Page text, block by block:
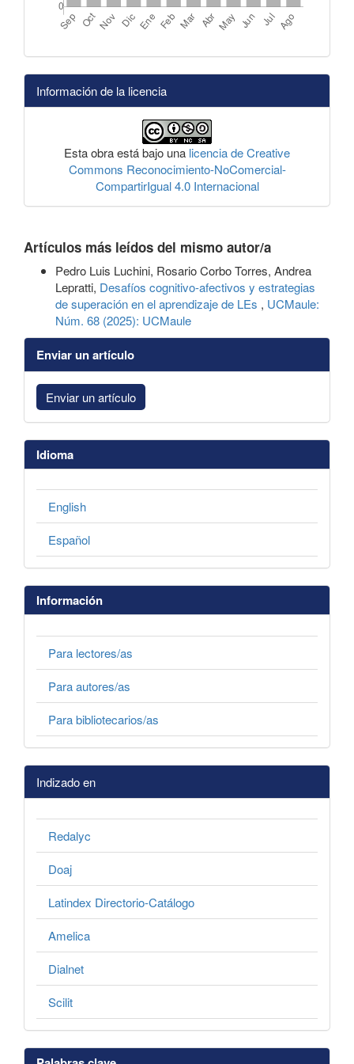
Información de la licencia
Esta obra está bajo una licencia de Creative
Commons Reconocimiento-NoComercial-
CompartirIgual 4.0 Internacional
Artículos más leídos del mismo autor/a
Pedro Luis Luchini, Rosario Corbo Torres, Andrea
Lepratti, Desafíos cognitivo-afectivos y estrategias
de superación en el aprendizaje de LEs , UCMaule:
Núm. 68 (2025): UCMaule
Enviar un artículo
Enviar un artículo
Idioma
English
Español
Información
Para lectores/as
Para autores/as
Para bibliotecarios/as
Indizado en
Redalyc
Doaj
Latindex Directorio-Catálogo
Amelica
Dialnet
Scilit